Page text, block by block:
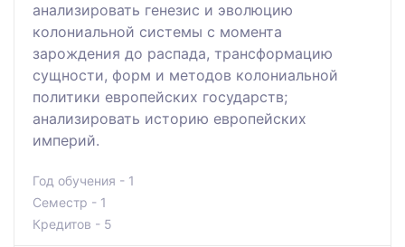
анализировать генезис и эволюцию
колониальной системы с момента
зарождения до распада, трансформацию
сущности, форм и методов колониальной
политики европейских государств;
анализировать историю европейских
империй.
Год обучения - 1
Семестр - 1
Кредитов - 5